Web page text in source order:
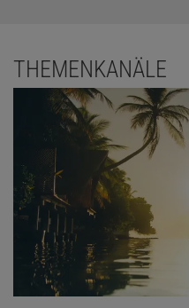
THEMENKANÄLE